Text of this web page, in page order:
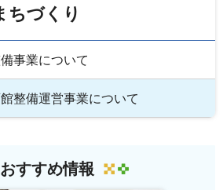
ちづくり
事業について
整備運営事業について
おすすめ情報